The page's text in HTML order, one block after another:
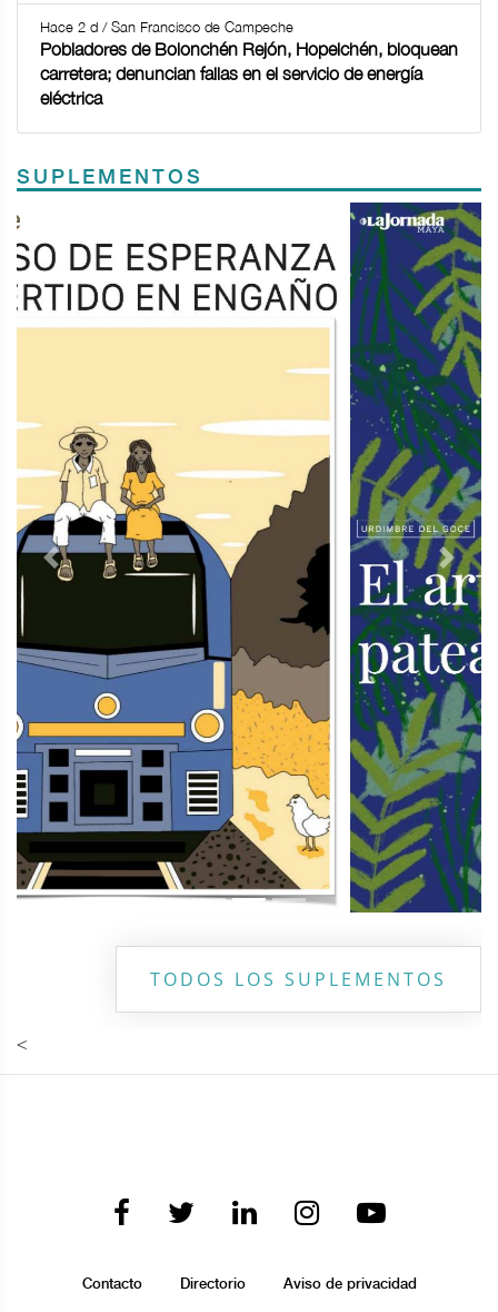
Hace 2 d / San Francisco de Campeche
Pobladores de Bolonchén Rejón, Hopelchén, bloquean
carretera; denuncian fallas en el servicio de energía
eléctrica
SUPLEMENTOS
Previous Next
TODOS LOS SUPLEMENTOS
<
Contacto Directorio Aviso de privacidad